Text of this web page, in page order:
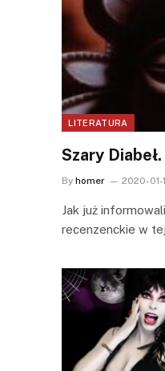
LITERATURA
Szary
By homer 2020-01-
Jak już
recenzenckie w